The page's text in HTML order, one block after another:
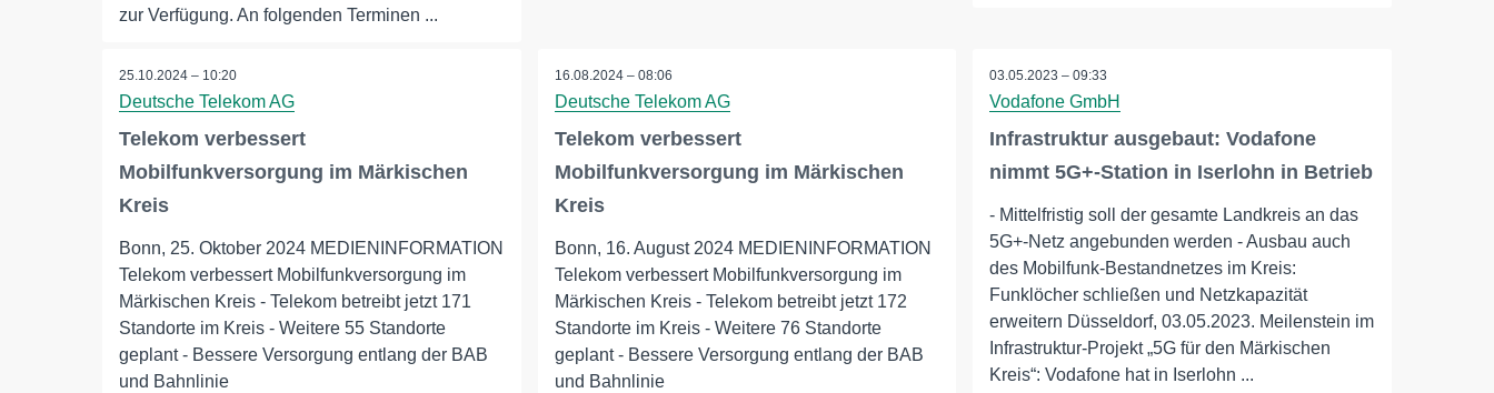
zur Verfügung. An folgenden Terminen ...
25.10.2024 – 10:20
Deutsche Telekom AG
Telekom verbessert
Mobilfunkversorgung im Märkischen
Kreis
Bonn, 25. Oktober 2024 MEDIENINFORMATION
Telekom verbessert Mobilfunkversorgung im
Märkischen Kreis - Telekom betreibt jetzt 171
Standorte im Kreis - Weitere 55 Standorte
geplant - Bessere Versorgung entlang der BAB
und Bahnlinie
16.08.2024 – 08:06
Deutsche Telekom AG
Telekom verbessert
Mobilfunkversorgung im Märkischen
Kreis
Bonn, 16. August 2024 MEDIENINFORMATION
Telekom verbessert Mobilfunkversorgung im
Märkischen Kreis - Telekom betreibt jetzt 172
Standorte im Kreis - Weitere 76 Standorte
geplant - Bessere Versorgung entlang der BAB
und Bahnlinie
03.05.2023 – 09:33
Vodafone GmbH
Infrastruktur ausgebaut: Vodafone
nimmt 5G+-Station in Iserlohn in Betrieb
- Mittelfristig soll der gesamte Landkreis an das
5G+-Netz angebunden werden - Ausbau auch
des Mobilfunk-Bestandnetzes im Kreis:
Funklöcher schließen und Netzkapazität
erweitern Düsseldorf, 03.05.2023. Meilenstein im
Infrastruktur-Projekt „5G für den Märkischen
Kreis“: Vodafone hat in Iserlohn ...